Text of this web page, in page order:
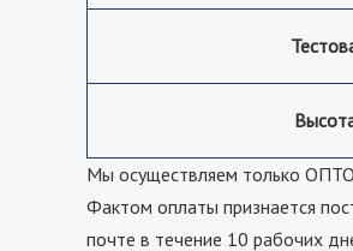
Мы осуществляем только
Фактом оплаты признается
почте в течение 10 рабочих